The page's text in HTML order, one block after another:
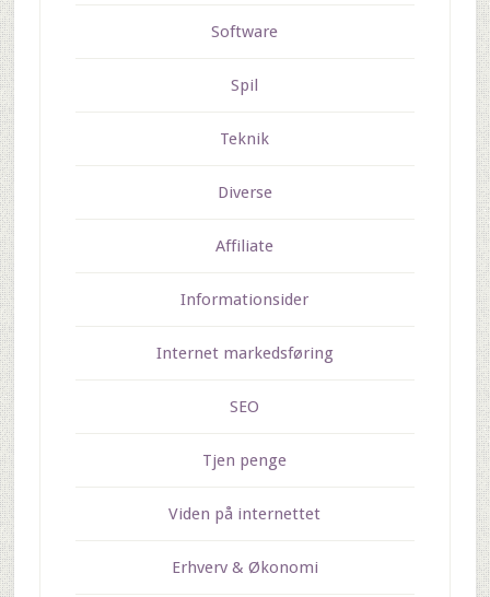
Software
Spil
Teknik
Diverse
Affiliate
Informationsider
Internet markedsføring
SEO
Tjen penge
Viden på internettet
Erhverv & Økonomi